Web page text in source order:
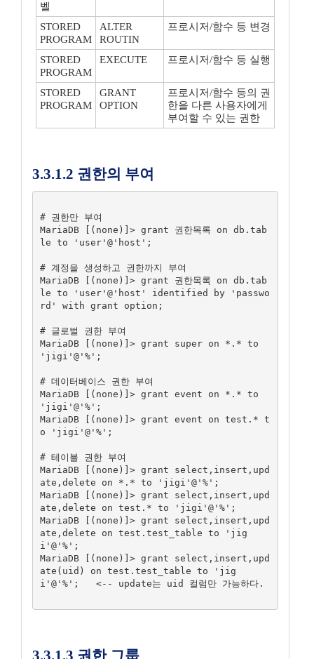
벨
STORED
PROGRAM
ALTER
ROUTIN
프로시저/함수 등 변경
STORED
PROGRAM
EXECUTE 프로시저/함수 등 실행
STORED
PROGRAM
GRANT
OPTION
프로시저/함수 등의 권
한을 다른 사용자에게
부여할 수 있는 권한
3.3.1.2 권한의 부여
# 권한만 부여
MariaDB [(none)]> grant 권한목록 on db.tab
le to 'user'@'host';
# 계정을 생성하고 권한까지 부여
MariaDB [(none)]> grant 권한목록 on db.tab
le to 'user'@'host' identified by 'passwo
rd' with grant option;
# 글로벌 권한 부여
MariaDB [(none)]> grant super on *.* to
'jigi'@'%';
# 데이터베이스 권한 부여
MariaDB [(none)]> grant event on *.* to
'jigi'@'%';
MariaDB [(none)]> grant event on test.* t
o 'jigi'@'%';
# 테이블 권한 부여
MariaDB [(none)]> grant select,insert,upd
ate,delete on *.* to 'jigi'@'%';
MariaDB [(none)]> grant select,insert,upd
ate,delete on test.* to 'jigi'@'%';
MariaDB [(none)]> grant select,insert,upd
ate,delete on test.test_table to 'jig
i'@'%';
MariaDB [(none)]> grant select,insert,upd
ate(uid) on test.test_table to 'jig
i'@'%';   <-- update는 uid 컬럼만 가능하다.
3.3.1.3 권한 그룹